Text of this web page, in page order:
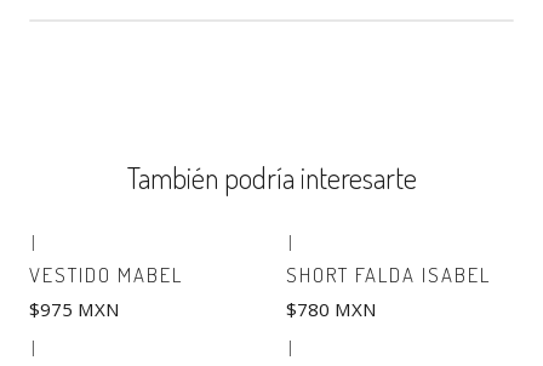
También podría interesarte
|
VESTIDO MABEL
$975 MXN
|
SHORT FALDA ISABEL
$780 MXN
| |